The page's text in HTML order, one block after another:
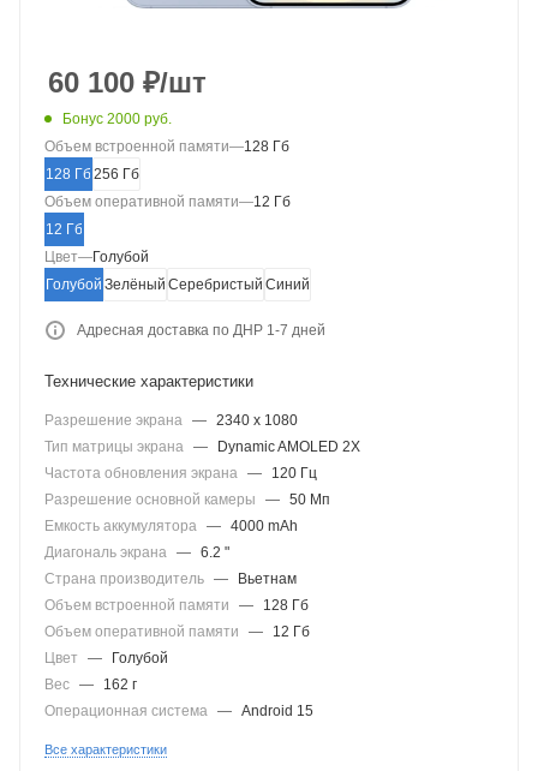
60 100 ₽/шт
Бонус 2000 руб.
Объем встроенной памяти—128 Гб
128 Гб 256 Гб
Объем оперативной памяти—12 Гб
12 Гб
Цвет—Голубой
Голубой Зелёный Серебристый Синий
Адресная доставка по ДНР 1-7 дней
Технические характеристики
Разрешение экрана — 2340 x 1080
Тип матрицы экрана —
Dynamic AMOLED 2X
Частота обновления экрана —
120 Гц
Разрешение основной камеры
— 50 Мп
Емкость аккумулятора — 4000 mAh
Диагональ экрана — 6.2 "
Страна производитель —
Вьетнам
Объем встроенной памяти
—
128 Гб
Объем оперативной памяти
—
12 Гб
Цвет
—
Голубой
Вес —
162 г
Операционная система — Android 15
Все характеристики